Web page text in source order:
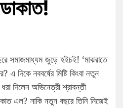
সমাজমাধ্যম জুড়ে হইচই! ‘মাঝরাতে
দিকে নববর্ষের মিষ্টি কিংবা নতুন
দিলেন অভিনেত্রী শ্রাবন্তী
এল? নাকি নতুন বছরে তিনি নিজেই